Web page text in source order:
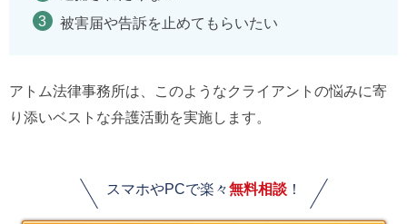
被害届や告訴を止めてもらいたい
アトム法律事務所は、このようなクライアントの悩みに寄
り添いベストな弁護活動を実施します。
スマホやPCで楽々無料相談！